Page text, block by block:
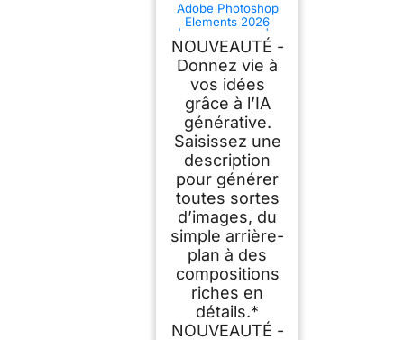
Adobe Photoshop
Elements 2026
|Licence 3 ans | 1
appareil |1
Usager|PC/Mac|Télé
chargement
NOUVEAUTÉ -
Donnez vie à
vos idées
grâce à l’IA
générative.
Saisissez une
description
pour générer
toutes sortes
d’images, du
simple arrière-
plan à des
compositions
riches en
détails.*
NOUVEAUTÉ -